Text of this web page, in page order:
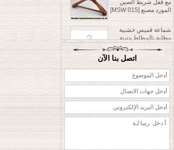
شماعة قميص خشبية
وموفرة للملابس، شماعة
للسروال مع مشابك قابلة
للتعديل
عالية الجودة لينة
البلاستيك شماعات
مخصص الرجال النساء
معطف سترة شماعات
الملابس
تخصيص شماعات
بلاستيكية حمراء مخملية
ساخنة مخصصة لعيد
اتصل بنا الآن